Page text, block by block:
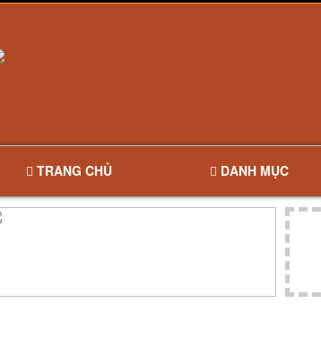
TRANG CHỦ DANH MỤC